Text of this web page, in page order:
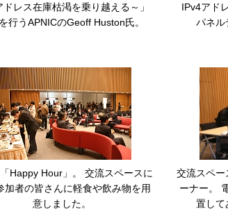
ドレス在庫枯渇を乗り越える～」
行うAPNICのGeoff Huston氏。
IPv4アド
パネル
Happy Hour」。 交流スペースに
加者の皆さんに軽食や飲み物を用
意しました。
交流スペー
ーナー。
置して